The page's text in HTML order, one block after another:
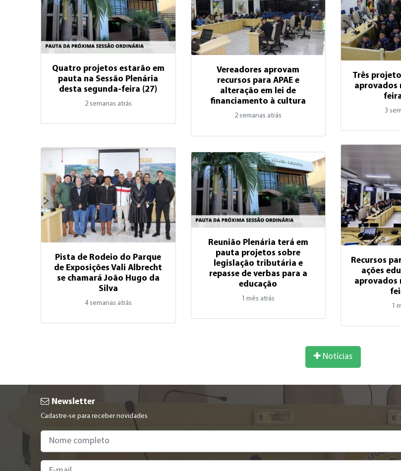
Quatro projetos estarão em
pauta na Sessão Plenária
desta segunda-feira (27)
2 semanas atrás
Vereadores aprovam
recursos para APAE e
alteração em lei de
financiamento à cultura
2 semanas atrás
Três
aprovados
3
Pista de Rodeio do Parque
de Exposições Vali Albrecht
se chamará João Hugo da
Silva
4 semanas atrás
Reunião Plenária terá em
pauta projetos sobre
legislação tributária e
repasse de verbas para a
educação
1 mês atrás
Recursos
ações
aprovados
1
Notícias
Newsletter
Cadastre-se para receber novidades